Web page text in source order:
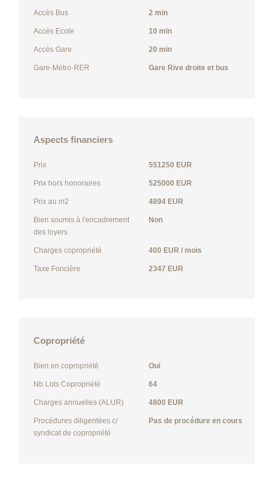
Accès Bus 2 min
Accès Ecole 10 min
Accès Gare 20 min
Gare-Métro-RER Gare Rive droite et bus
Aspects financiers
Prix 551250 EUR
Prix hors honoraires 525000 EUR
Prix au m2 4894 EUR
Bien soumis à l'encadrement
des loyers
Non
Charges copropriété 400 EUR / mois
Taxe Foncière 2347 EUR
Copropriété
Bien en copropriété Oui
Nb Lots Copropriété 64
Charges annuelles (ALUR) 4800 EUR
Procédures diligentées c/
syndicat de copropriété
Pas de procédure en cours